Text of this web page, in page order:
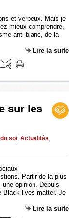
et verbeux. Mais je
mieux comprendre,
anti-blanc, de la
Lire la suite
sur les
soi, Actualités,
Partir de la plus
opinion. Depuis
Black lives matter. Je
Lire la suite